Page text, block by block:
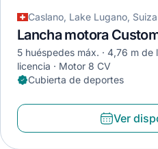
Caslano, Lake Lugano, Suiza
Lancha motora
5 huéspedes máx. 4,76 m de
licencia
Motor 8 CV
Cubierta de deportes
Ver